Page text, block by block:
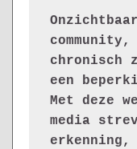
chronisch
een
Met deze
media
erkenning,